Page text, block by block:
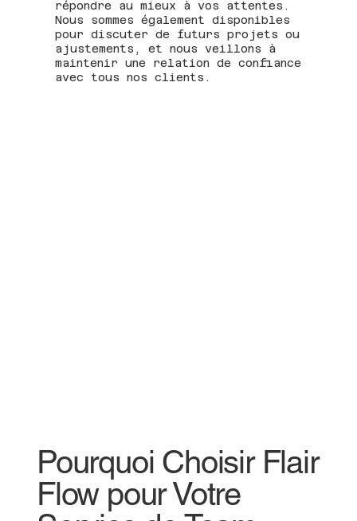
répondre au mieux à vos attentes.
Nous sommes également disponibles
pour discuter de futurs projets ou
ajustements, et nous veillons à
maintenir une relation de confiance
avec tous nos clients.
Pourquoi Choisir Flair
Flow pour Votre